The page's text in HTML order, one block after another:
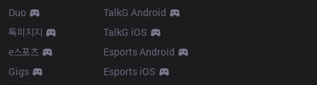
Duo
톡피지지
e스포츠
Gigs
TalkG Android
TalkG iOS
Esports Android
Esports iOS